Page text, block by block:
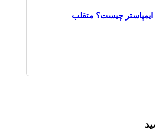
چیست؟ متقلب